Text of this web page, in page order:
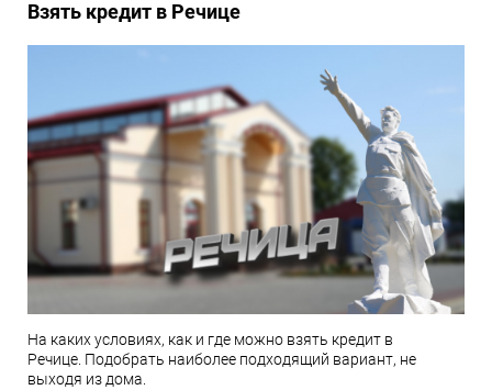
Взять кредит в Речице
На каких условиях, как и где можно взять кредит в
Речице. Подобрать наиболее подходящий вариант, не
выходя из дома.